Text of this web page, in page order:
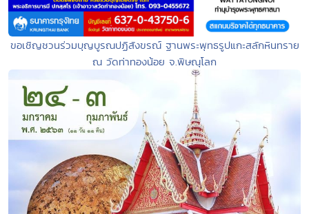
ขอเชิญชวนร่วมบุญบูรณปฏิสังขรณ์ ฐานพระพุทธรูปแกะสลักหินทราย
ณ วัดท่าทองน้อย จ.พิษณุโลก